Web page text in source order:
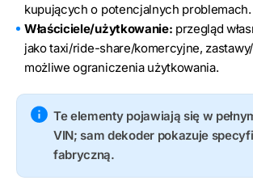
kupujących o potencjalnych problemach.
Właściciele/użytkowanie: przegląd
jako taxi/ride-share/komercyjne,
możliwe ograniczenia użytkowania.
Te elementy pojawiają się w
VIN; sam dekoder pokazuje
fabryczną.